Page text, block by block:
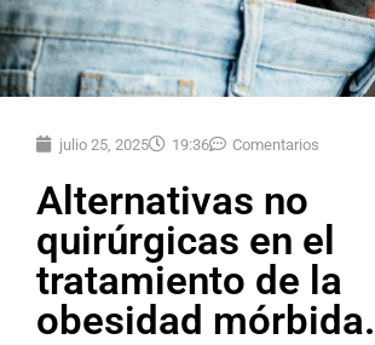
julio 25, 2025 19:36 Comentarios
Alternativas no
quirúrgicas en el
tratamiento de la
obesidad mórbida.